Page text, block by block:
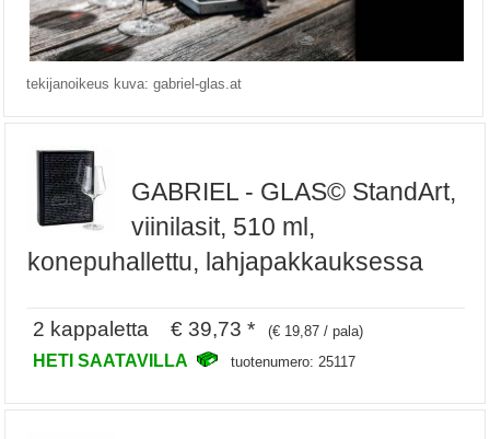
tekijanoikeus kuva: gabriel-glas.at
GABRIEL - GLAS© StandArt,
viinilasit, 510 ml,
konepuhallettu, lahjapakkauksessa
2 kappaletta € 39,73 * (€ 19,87 / pala)
HETI SAATAVILLA tuotenumero: 25117